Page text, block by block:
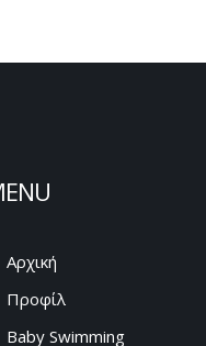
Αρχική
Προφίλ
Baby Swimming